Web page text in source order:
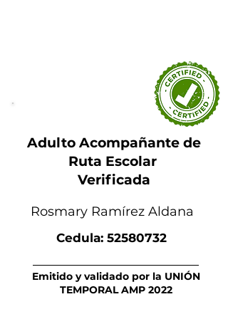
Adulto Acompañante de
Ruta Escolar
Verificada
Rosmary Ramírez Aldana
Cedula: 52580732
Emitido y validado por la UNIÓN
TEMPORAL AMP 2022